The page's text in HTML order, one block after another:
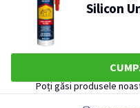
Silicon
Poți găsi produsele